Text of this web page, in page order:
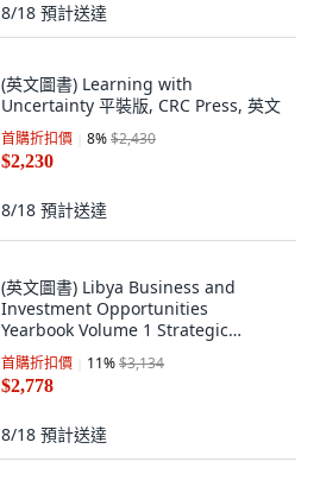
8/18 預計送達
(英文圖書) Learning with
Uncertainty 平裝版, CRC Press, 英文
首購折扣價 8%$2,430
$2,230
8/18 預計送達
(英文圖書) Libya Business and
Investment Opportunities
Yearbook Volume 1 Strategic
Information and Regul... 平裝版,
IBP USA, 英文
首購折扣價 11%$3,134
$2,778
8/18 預計送達